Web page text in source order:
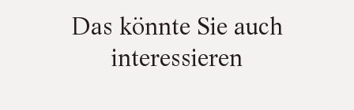
Das könnte Sie auch
interessieren